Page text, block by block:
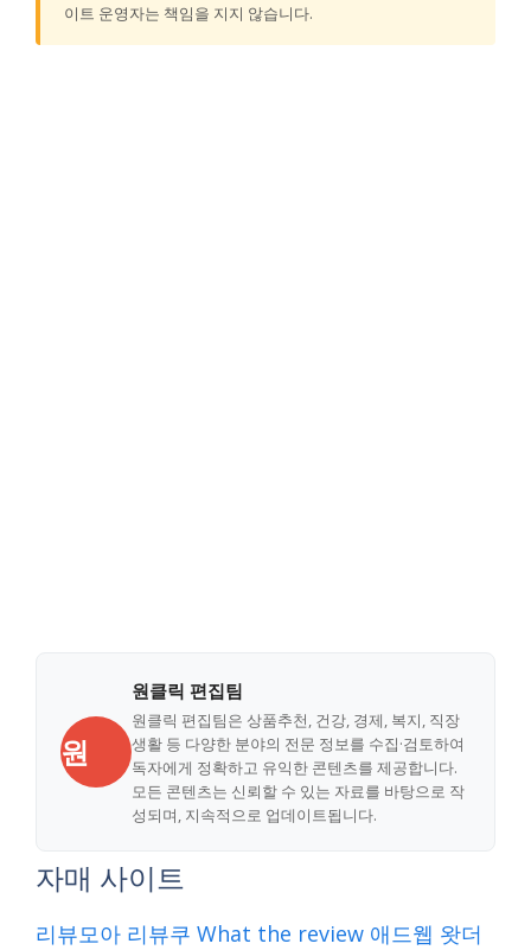
이트 운영자는 책임을 지지 않습니다.
원
원클릭 편집팀
원클릭 편집팀은 상품추천, 건강, 경제, 복지, 직장
생활 등 다양한 분야의 전문 정보를 수집·검토하여
독자에게 정확하고 유익한 콘텐츠를 제공합니다.
모든 콘텐츠는 신뢰할 수 있는 자료를 바탕으로 작
성되며, 지속적으로 업데이트됩니다.
자매 사이트
리뷰모아 리뷰쿠 What the review 애드웹 왓더